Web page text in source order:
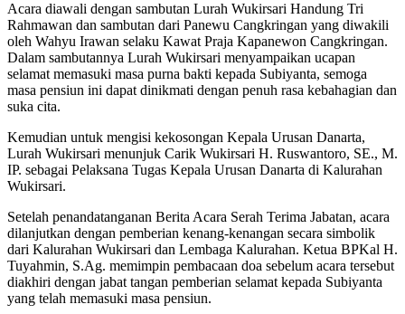
Acara diawali dengan sambutan Lurah Wukirsari Handung Tri
Rahmawan dan sambutan dari Panewu Cangkringan yang diwakili
oleh Wahyu Irawan selaku Kawat Praja Kapanewon Cangkringan.
Dalam sambutannya Lurah Wukirsari menyampaikan ucapan
selamat memasuki masa purna bakti kepada Subiyanta, semoga
masa pensiun ini dapat dinikmati dengan penuh rasa kebahagian dan
suka cita.
Kemudian untuk mengisi kekosongan Kepala Urusan Danarta,
Lurah Wukirsari menunjuk Carik Wukirsari H. Ruswantoro, SE., M.
IP. sebagai Pelaksana Tugas Kepala Urusan Danarta di Kalurahan
Wukirsari.
Setelah penandatanganan Berita Acara Serah Terima Jabatan, acara
dilanjutkan dengan pemberian kenang-kenangan secara simbolik
dari Kalurahan Wukirsari dan Lembaga Kalurahan. Ketua BPKal H.
Tuyahmin, S.Ag. memimpin pembacaan doa sebelum acara tersebut
diakhiri dengan jabat tangan pemberian selamat kepada Subiyanta
yang telah memasuki masa pensiun.